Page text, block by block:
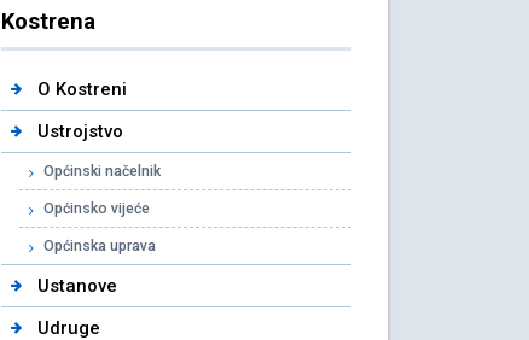
Kostrena
O Kostreni
Ustrojstvo
Općinski načelnik
Općinsko vijeće
Općinska uprava
Ustanove
Udruge